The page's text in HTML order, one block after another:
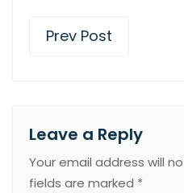
Prev Post
Leave a Reply
Your email address will
fields are marked *